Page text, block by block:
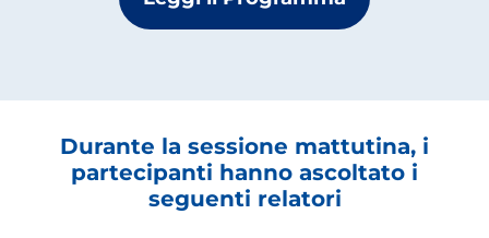
Durante la sessione mattutina, i
partecipanti hanno ascoltato i
seguenti relatori